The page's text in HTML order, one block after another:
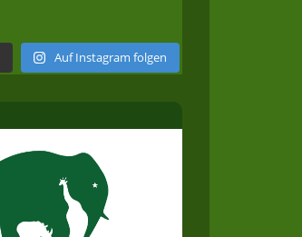
Auf Instagram folgen